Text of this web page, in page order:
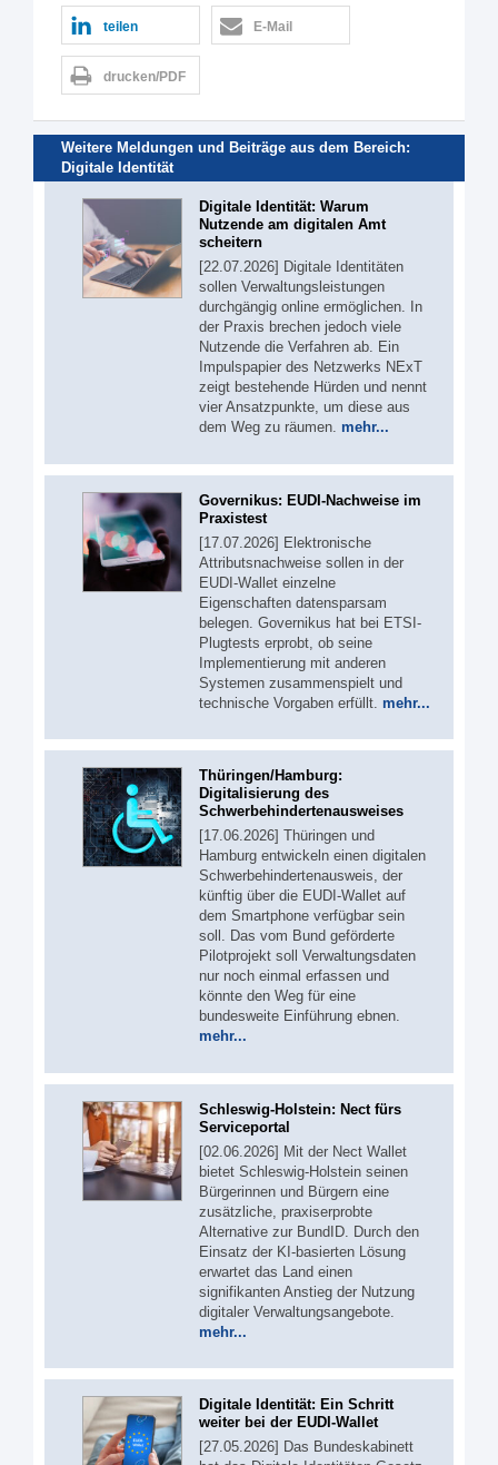
teilen E-Mail
drucken/PDF
Weitere Meldungen und Beiträge aus dem Bereich:
Digitale Identität
Digitale Identität: Warum
Nutzende am digitalen Amt
scheitern
[22.07.2026] Digitale Identitäten
sollen Verwaltungsleistungen
durchgängig online ermöglichen. In
der Praxis brechen jedoch viele
Nutzende die Verfahren ab. Ein
Impulspapier des Netzwerks NExT
zeigt bestehende Hürden und nennt
vier Ansatzpunkte, um diese aus
dem Weg zu räumen. mehr...
Governikus: EUDI-Nachweise im
Praxistest
[17.07.2026] Elektronische
Attributsnachweise sollen in der
EUDI-Wallet einzelne
Eigenschaften datensparsam
belegen. Governikus hat bei ETSI-
Plugtests erprobt, ob seine
Implementierung mit anderen
Systemen zusammenspielt und
technische Vorgaben erfüllt. mehr...
Thüringen/Hamburg:
Digitalisierung des
Schwerbehindertenausweises
[17.06.2026] Thüringen und
Hamburg entwickeln einen digitalen
Schwerbehindertenausweis, der
künftig über die EUDI-Wallet auf
dem Smartphone verfügbar sein
soll. Das vom Bund geförderte
Pilotprojekt soll Verwaltungsdaten
nur noch einmal erfassen und
könnte den Weg für eine
bundesweite Einführung ebnen.
mehr...
Schleswig-Holstein: Nect fürs
Serviceportal
[02.06.2026] Mit der Nect Wallet
bietet Schleswig-Holstein seinen
Bürgerinnen und Bürgern eine
zusätzliche, praxiserprobte
Alternative zur BundID. Durch den
Einsatz der KI-basierten Lösung
erwartet das Land einen
signifikanten Anstieg der Nutzung
digitaler Verwaltungsangebote.
mehr...
Digitale Identität: Ein Schritt
weiter bei der EUDI-Wallet
[27.05.2026] Das Bundeskabinett